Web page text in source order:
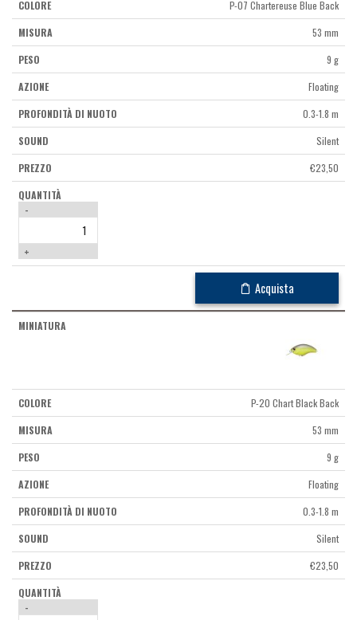
P-07 Chartereuse Blue Back
53 mm
9 g
Floating
0.3-1.8 m
Silent
€23,50
-
+
Acquista
P-20 Chart Black Back
53 mm
9 g
Floating
0.3-1.8 m
Silent
€23,50
-